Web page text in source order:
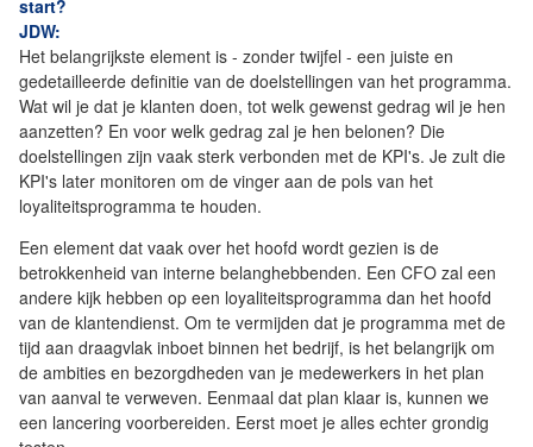
start?
JDW:
Het belangrijkste element is - zonder twijfel - een juiste en
gedetailleerde definitie van de doelstellingen van het programma.
Wat wil je dat je klanten doen, tot welk gewenst gedrag wil je hen
aanzetten? En voor welk gedrag zal je hen belonen? Die
doelstellingen zijn vaak sterk verbonden met de KPI's. Je zult die
KPI's later monitoren om de vinger aan de pols van het
loyaliteitsprogramma te houden.
Een element dat vaak over het hoofd wordt gezien is de
betrokkenheid van interne belanghebbenden. Een CFO zal een
andere kijk hebben op een loyaliteitsprogramma dan het hoofd
van de klantendienst. Om te vermijden dat je programma met de
tijd aan draagvlak inboet binnen het bedrijf, is het belangrijk om
de ambities en bezorgdheden van je medewerkers in het plan
van aanval te verweven. Eenmaal dat plan klaar is, kunnen we
een lancering voorbereiden. Eerst moet je alles echter grondig